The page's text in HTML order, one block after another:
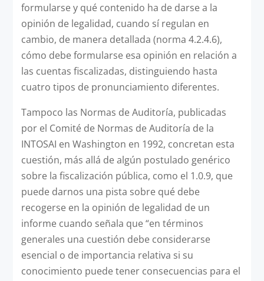
formularse y qué contenido ha de darse a la
opinión de legalidad, cuando sí regulan en
cambio, de manera detallada (norma 4.2.4.6),
cómo debe formularse esa opinión en relación a
las cuentas fiscalizadas, distinguiendo hasta
cuatro tipos de pronunciamiento diferentes.
Tampoco las Normas de Auditoría, publicadas
por el Comité de Normas de Auditoría de la
INTOSAI en Washington en 1992, concretan esta
cuestión, más allá de algún postulado genérico
sobre la fiscalización pública, como el 1.0.9, que
puede darnos una pista sobre qué debe
recogerse en la opinión de legalidad de un
informe cuando señala que “en términos
generales una cuestión debe considerarse
esencial o de importancia relativa si su
conocimiento puede tener consecuencias para el